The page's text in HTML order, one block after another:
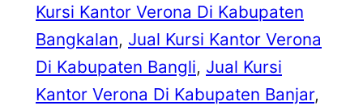
Kursi Kantor Verona Di Kabupaten
Bangkalan, Jual Kursi Kantor Verona
Di Kabupaten Bangli, Jual Kursi
Kantor Verona Di Kabupaten Banjar